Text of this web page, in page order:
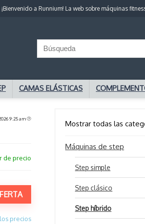
¡Bienvenido a Runnium! La web sobre máquinas
CAMAS ELÁSTICAS
9:25 am
de precio
precios
Mostrar todas las
Máquinas de step
Step simple
Step clásico
Step híbrido